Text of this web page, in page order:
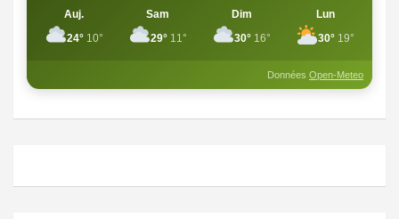
Auj.
24° 10°
Sam
29° 11°
Dim
30° 16°
Lun
30° 19°
Données Open-Meteo